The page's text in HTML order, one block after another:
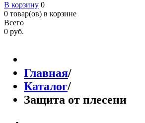
В корзину 0
0 товар(ов) в корзине
Всего
0 руб.
Главная/
Каталог/
Защита от плесени